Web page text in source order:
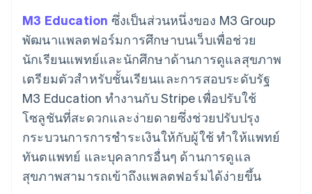
ชำระเงิน
Link
รวดเร็วขึ้น
อัตโนมัติ
สำหรับการ
ทำบัญชี
Stripe
Sigma
รายงานที่
Data
Pipeline
ข้อมูล
เพิ่มเติม
ตามอุตสาหกรรม
บริษัท AI
แวดวงครีเอเตอร์
เกม
การบริการ การเดินทาง
ประกันภัย
สื่อและความบันเทิง
องค์กรไม่แสวงผลกำไร
บริการเฉพาะทาง
ภาครัฐ
ธุรกิจค้าปลีก
บริการด้วยเอเจนต์
แหล่งข้อมูล
การเชื่อมต่อการทำงาน
ตัวอย่างโค้ด
บล็อกของนักพัฒนา
ตำแหน่งงาน
ห้องข่าว
Stripe Press
การติดต่อ
ติดต่อฝ่ายขาย
สมัครเป็นพาร์ทเนอร์
M3 Education ซึ่งเป็นส่วนหนึ่งของ M3 Group
พัฒนาแพลตฟอร์มการศึกษาบนเว็บเพื่อช่วย
นักเรียนแพทย์และนักศึกษาด้านการดูแลสุขภาพ
เตรียมตัวสำหรับชั้นเรียนและการสอบระดับรัฐ
M3 Education ทำงานกับ Stripe เพื่อปรับใช้
โซลูชันที่สะดวกและง่ายดายซึ่งช่วยปรับปรุง
กระบวนการการชำระเงินให้กับผู้ใช้ ทำให้แพทย์
ทันตแพทย์ และบุคลากรอื่นๆ ด้านการดูแล
สุขภาพสามารถเข้าถึงแพลตฟอร์มได้ง่ายขึ้น